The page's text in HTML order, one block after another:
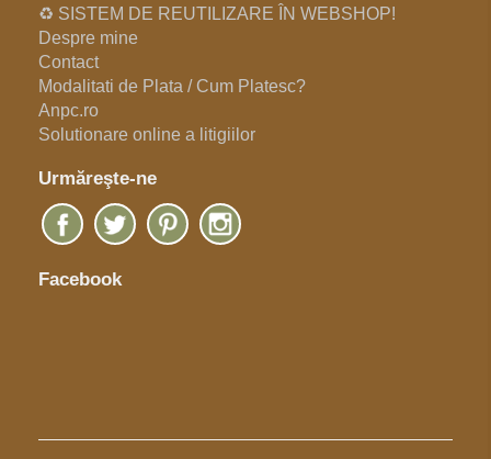
♻️ SISTEM DE REUTILIZARE ÎN WEBSHOP!
Despre mine
Contact
Modalitati de Plata / Cum Platesc?
Anpc.ro
Solutionare online a litigiilor
Urmăreşte-ne
Facebook